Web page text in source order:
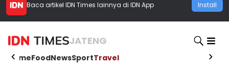
Baca artikel IDN Times lainnya di IDN App Install
JATENG
HomeFoodNewsSportTravel